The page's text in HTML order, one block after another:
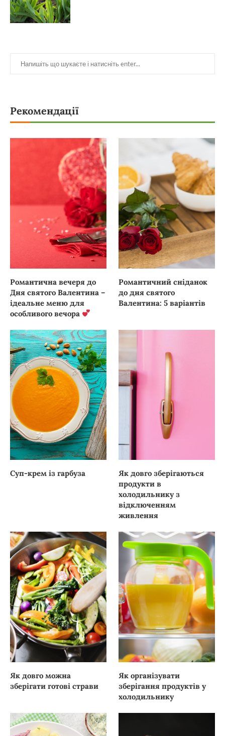
Рекомендації
Романтична вечеря до
Дня святого Валентина –
ідеальне меню для
особливого вечора
Романтичний сніданок
до дня святого
Валентина: 5 варіантів
Суп-крем із гарбуза
Як довго зберігаються
продукти в
холодильнику з
відключенням
живлення
Як довго можна
зберігати готові страви
Як організувати
зберігання продуктів у
холодильнику